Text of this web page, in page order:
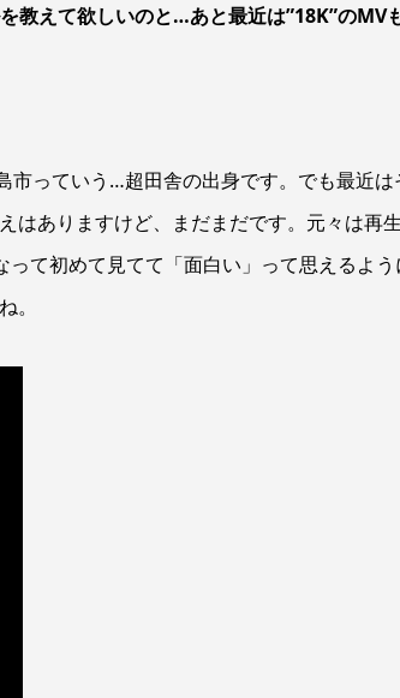
教えて欲しいのと…あと最近は”18K”のMV
市っていう…超田舎の出身です。でも最近は
はありますけど、まだまだです。元々は再
て初めて見てて「面白い」って思えるよう
。